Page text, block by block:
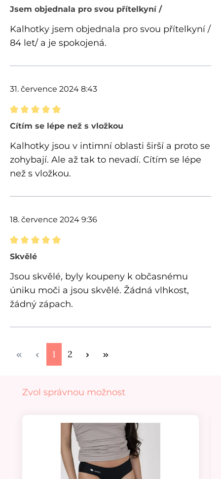
Recenze s hodnocením 5 z 5 hvězd
Jsem objednala pro svou přítelkyní /
Kalhotky jsem objednala pro svou přítelkyní /
84 let/ a je spokojená.
31. července 2024 8:43
Recenze s hodnocením 5 z 5 hvězd
Cítím se lépe než s vložkou
Kalhotky jsou v intimní oblasti širší a proto se
zohybají. Ale až tak to nevadí. Cítím se lépe
než s vložkou.
18. července 2024 9:36
Recenze s hodnocením 5 z 5 hvězd
Skvělé
Jsou skvělé, byly koupeny k občasnému
úniku moči a jsou skvělé. Žádná vlhkost,
žádný zápach.
Strana
1 Strana
2
Přeskočit galerii produktů
Zvol správnou možnost